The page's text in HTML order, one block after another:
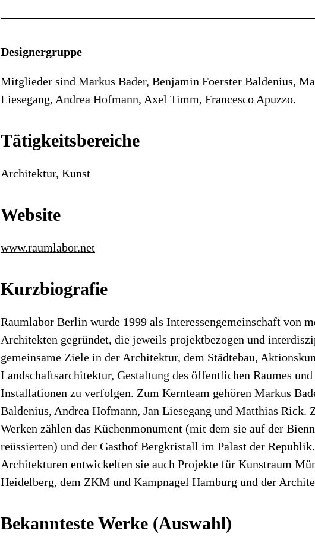
Designergruppe
Mitglieder sind Markus Bader, Benjamin Foerster Baldenius,
Liesegang, Andrea Hofmann, Axel Timm, Francesco Apuzzo.
Tätigkeitsbereiche
Architektur, Kunst
Website
www.raumlabor.net
Kurzbiografie
Raumlabor Berlin wurde 1999 als Interessengemeinschaft von
Architekten gegründet, die jeweils projektbezogen und
gemeinsame Ziele in der Architektur, dem Städtebau,
Landschaftsarchitektur, Gestaltung des öffentlichen Raumes
Installationen zu verfolgen. Zum Kernteam gehören Markus
Baldenius, Andrea Hofmann, Jan Liesegang und Matthias Rick.
Werken zählen das Küchenmonument (mit dem sie auf der
reüssierten) und der Gasthof Bergkristall im Palast der
Architekturen entwickelten sie auch Projekte für Kunstraum
Heidelberg, dem ZKM und Kampnagel Hamburg und der
Bekannteste Werke (Auswahl)